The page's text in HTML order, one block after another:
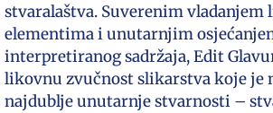
stvaralaštva. Suverenim
elementima i unutarnjim
interpretiranog sadržaja, Edit
likovnu zvučnost slikarstva koje je
najdublje unutarnje stvarnosti –